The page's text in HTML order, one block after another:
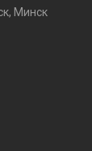
Минск